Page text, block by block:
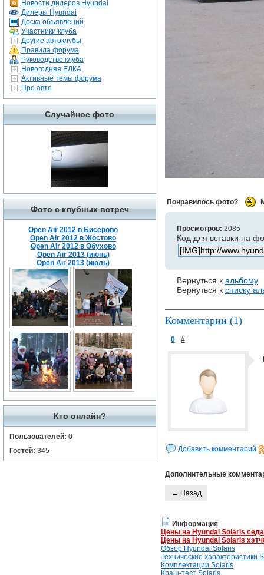
Новости дилеров Hyundai
Дилеры Hyundai
Доска объявлений
Участники клуба
Другие автоклубы
Правила форума
Руководство клуба
Новогодняя ЁЛКА
Активные темы форума
Про авто
Случайное фото
Фото с клубных встреч
Open Air 2012 в Бисерово
Open Air 2012 в Жостово
Open Air 2012 в Обухово
Open Air 2013 (июнь)
Open Air 2013 (июль)
Кто онлайн?
Пользователей: 0
Гостей: 345
Понравилось фото?
Просмотров: 2085
Код для вставки на
Вернуться к альбому
Вернуться к списку
Комментарии (1)
0 #
Добавить комментарий
Дополнительные
← Назад
Информация
Цены на Hyundai Solaris
Цены на Hyundai Solaris
Обзор Hyundai Solaris
Технические характеристики
Комплектации Solaris
Краш-тест Solaris